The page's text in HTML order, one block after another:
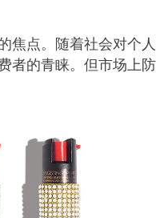
点。随着社会对个
的青睐。但市场上